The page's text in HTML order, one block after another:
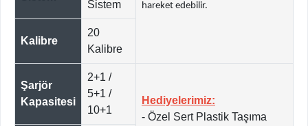
hareket edebilir.
Sistem
Kalibre
20
Kalibre
Şarjör
Kapasitesi
2+1 /
5+1 /
10+1
Hediyelerimiz:
- Özel Sert Plastik Taşıma